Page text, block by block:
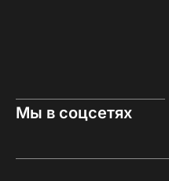
Мы в соцсетях